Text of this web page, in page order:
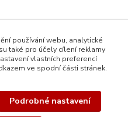
používání webu, analytické
také pro účely cílení reklamy
vlastních preferencí
ve spodní části stránek.
Podrobné nastavení